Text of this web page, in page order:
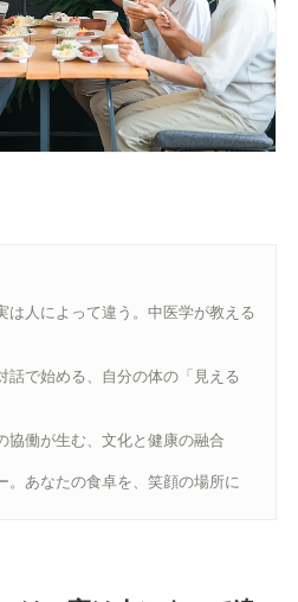
は人によって違う。中医学が教える
話で始める、自分の体の「見える
協働が生む、文化と健康の融合
。あなたの食卓を、笑顔の場所に